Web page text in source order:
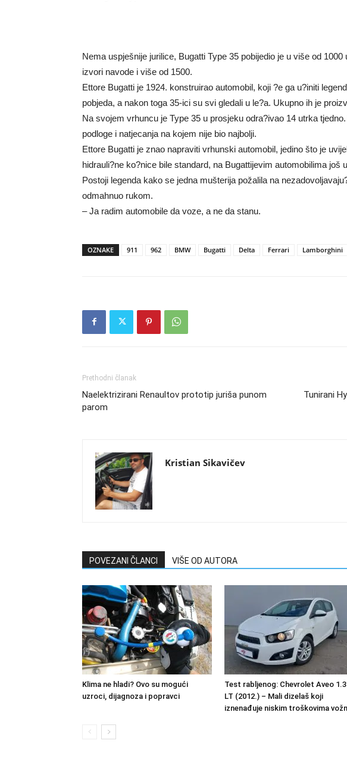
Nema uspješnije jurilice, Bugatti Type 35 pobijedio je u više od
izvori navode i više od 1500.
Ettore Bugatti je 1924. konstruirao automobil, koji ?e ga u?initi
pobjeda, a nakon toga 35-ici su svi gledali u le?a. Ukupno ih je
Na svojem vrhuncu je Type 35 u prosjeku odra?ivao 14 utrka
podloge i natjecanja na kojem nije bio najbolji.
Ettore Bugatti je znao napraviti vrhunski automobil, jedino što je
hidrauli?ne ko?nice bile standard, na Bugattijevim automobilima još
Postoji legenda kako se jedna mušterija požalila na
odmahnuo rukom.
– Ja radim automobile da voze, a ne da stanu.
OZNAKE 911 962 BMW Bugatti Delta Ferrari Lamborghini
Prethodni članak
Naelektrizirani Renaultov prototip juriša punom
parom
Tunirani
Kristian Sikavičev
POVEZANI ČLANCI VIŠE OD AUTORA
Klima ne hladi? Ovo su mogući
uzroci, dijagnoza i popravci
Test rabljenog: Chevrolet Aveo 1.3
LT (2012.) – Mali dizelaš koji
iznenađuje niskim troškovima